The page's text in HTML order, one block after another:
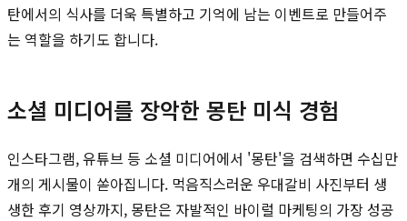
탄에서의 식사를 더욱 특별하고 기억에 남는 이벤트로 만들어주
는 역할을 하기도 합니다.
소셜 미디어를 장악한 몽탄 미식 경험
인스타그램, 유튜브 등 소셜 미디어에서 '몽탄'을 검색하면 수십만
개의 게시물이 쏟아집니다. 먹음직스러운 우대갈비 사진부터 생
생한 후기 영상까지, 몽탄은 자발적인 바이럴 마케팅의 가장 성공